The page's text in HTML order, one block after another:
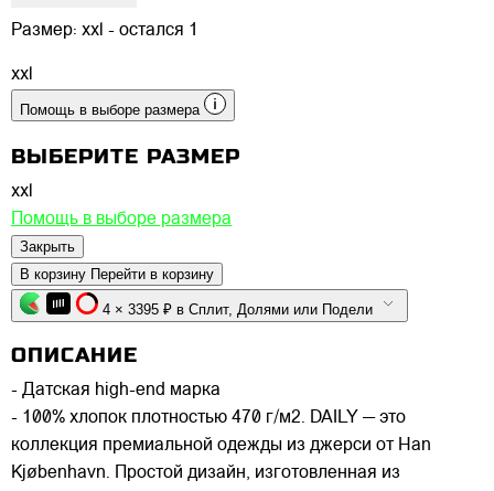
Размер: xxl - остался 1
xxl
Помощь в выборе размера
ВЫБЕРИТЕ РАЗМЕР
xxl
Помощь в выборе размера
Закрыть
В корзину Перейти в корзину
4 × 3395 ₽ в Сплит, Долями или Подели
ОПИСАНИЕ
- Датская high-end марка
- 100% хлопок плотностью 470 г/м2. DAILY — это
коллекция премиальной одежды из джерси от Han
Kjøbenhavn. Простой дизайн, изготовленная из